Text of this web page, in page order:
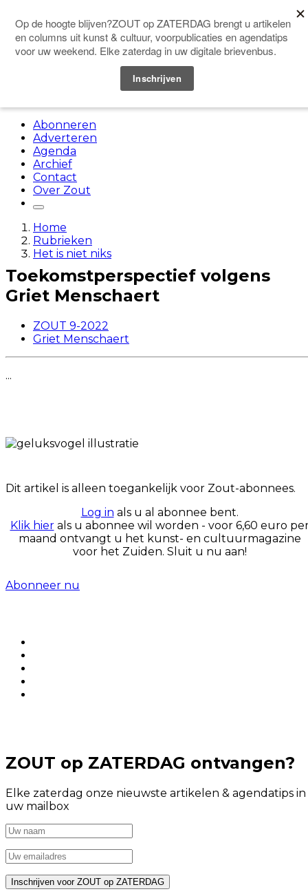
Doneer
Abonneren
Adverteren
Agenda
Archief
Contact
Over Zout
Home
Rubrieken
Het is niet niks
Toekomstperspectief volgens
Griet Menschaert
ZOUT 9-2022
Griet Menschaert
...
Dit artikel is alleen toegankelijk voor Zout-abonnees.
Log in als u al abonnee bent.
Klik hierals u abonnee wil worden - voor 6,60 euro
maand ontvangt u het kunst- en cultuurmagazine
voor het Zuiden. Sluit u nu aan!
Abonneer nu
ZOUT op ZATERDAG ontvangen?
Elke zaterdag onze nieuwste artikelen & agendatips in
uw mailbox